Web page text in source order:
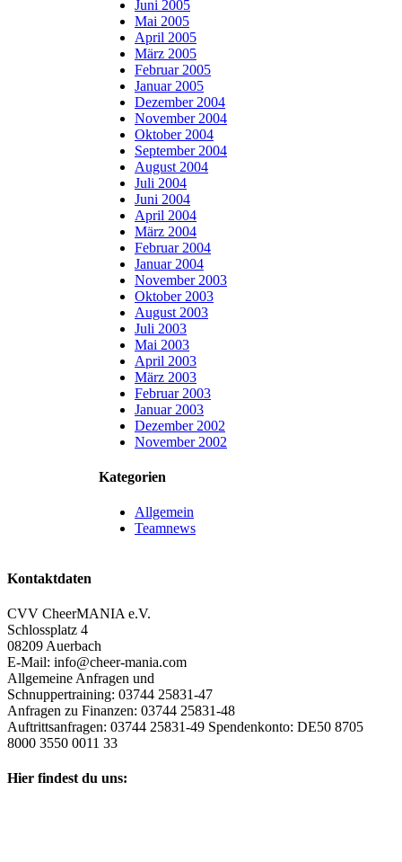
Juni 2005
Mai 2005
April 2005
März 2005
Februar 2005
Januar 2005
Dezember 2004
November 2004
Oktober 2004
September 2004
August 2004
Juli 2004
Juni 2004
April 2004
März 2004
Februar 2004
Januar 2004
November 2003
Oktober 2003
August 2003
Juli 2003
Mai 2003
April 2003
März 2003
Februar 2003
Januar 2003
Dezember 2002
November 2002
Kategorien
Allgemein
Teamnews
Kontaktdaten
CVV CheerMANIA e.V.
Schlossplatz 4
08209 Auerbach
E-Mail: info@cheer-mania.com
Allgemeine Anfragen und
Schnuppertraining: 03744 25831-47
Anfragen zu Finanzen: 03744 25831-48
Auftrittsanfragen: 03744 25831-49 Spendenkonto: DE50 8705
8000 3550 0011 33
Hier findest du uns: